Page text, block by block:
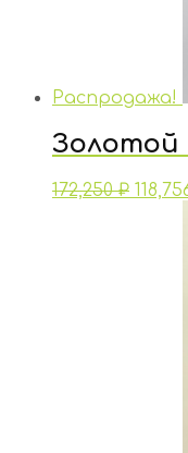
Распродажа!
Золотой
172,250₽